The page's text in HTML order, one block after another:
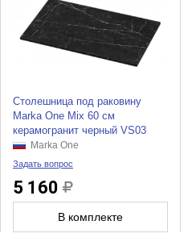
Столешница под раковину
Marka One Mix 60 см
керамогранит черный VS03
Marka One
Задать вопрос
5 160
В комплекте